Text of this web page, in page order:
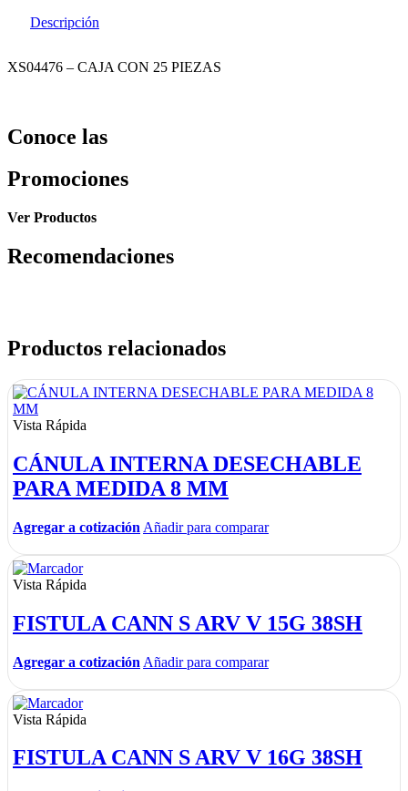
Descripción
XS04476 – CAJA CON 25 PIEZAS
Conoce las
Promociones
Ver Productos
Recomendaciones
Productos relacionados
Vista Rápida
CÁNULA INTERNA DESECHABLE
PARA MEDIDA 8 MM
Agregar a cotización Añadir para comparar
Vista Rápida
FISTULA CANN S ARV V 15G 38SH
Agregar a cotización Añadir para comparar
Vista Rápida
FISTULA CANN S ARV V 16G 38SH